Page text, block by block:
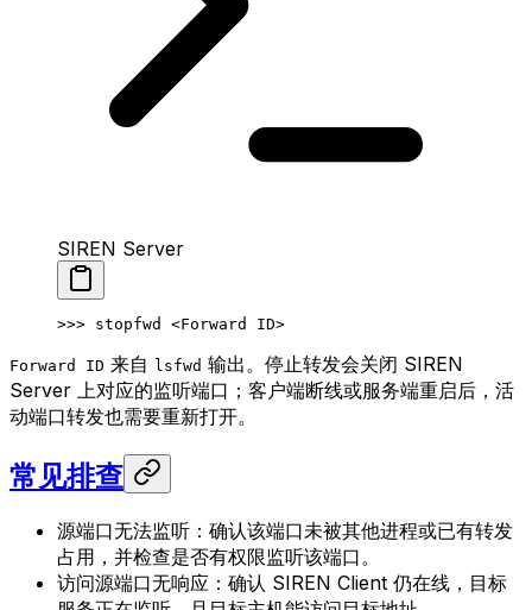
SIREN Server
>>> stopfwd <Forward ID>
Forward ID 来自 lsfwd 输出。停止转发会关闭 SIREN
Server 上对应的监听端口；客户端断线或服务端重启后，活
动端口转发也需要重新打开。
常见排查
源端口无法监听：确认该端口未被其他进程或已有转发
占用，并检查是否有权限监听该端口。
访问源端口无响应：确认 SIREN Client 仍在线，目标